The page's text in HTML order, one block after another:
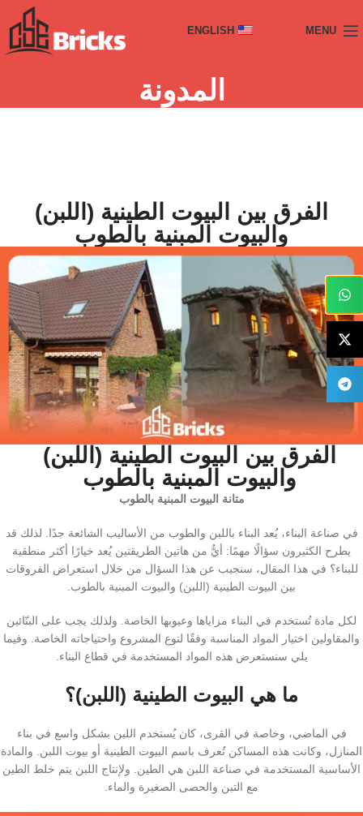
MENU
ENGLISH
المدونة
الفرق بين البيوت الطينية (اللبن)
والبيوت المبنية بالطوب
الفرق بين البيوت الطينية (اللبن)
والبيوت المبنية بالطوب
متانة البيوت المبنية بالطوب
في صناعة البناء، يُعد البناء باللبن والطوب من الأساليب الشائعة جدًا. لذلك قد
يطرح الكثيرون سؤالًا مهمًا: أيٌّ من هاتين الطريقتين يُعد خيارًا أكثر منطقية
للبناء؟ في هذا المقال، سنجيب عن هذا السؤال من خلال استعراض الفروقات
بين البيوت الطينية (اللبن) والبيوت المبنية بالطوب.
لكل مادة تُستخدم في البناء مزاياها وعيوبها الخاصة. ولذلك يجب على البنّائين
والمقاولين اختيار المواد المناسبة وفقًا لنوع المشروع واحتياجاته الخاصة. وفيما
يلي سنستعرض هذه المواد المستخدمة في قطاع البناء.
ما هي البيوت الطينية (اللبن)؟
في الماضي، وخاصة في القرى، كان يُستخدم اللبن بشكل واسع في بناء
المنازل، وكانت هذه المساكن تُعرف باسم البيوت الطينية أو بيوت اللبن. والمادة
الأساسية المستخدمة في صناعة اللبن هي الطين. ولإنتاج اللبن يتم خلط الطين
مع التبن والحصى الصغيرة والماء.